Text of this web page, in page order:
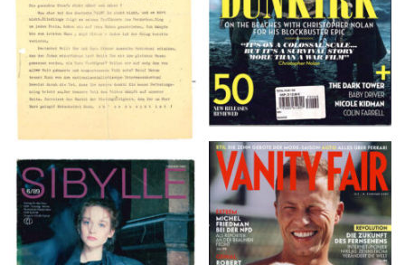
VANITY FAIR – Nr. 7 –
8. Februar 2007
SIBYLLE 6/89